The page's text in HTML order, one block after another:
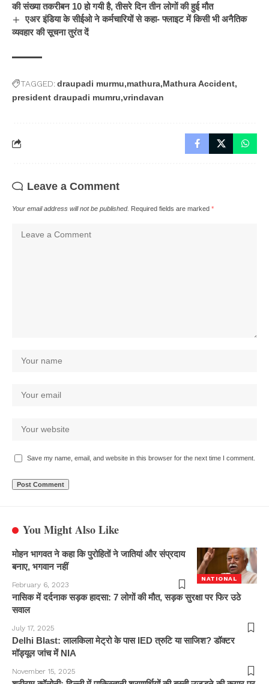
की संख्या तकरीबन 10 हो गयी है, तीसरे दिन तीन लोगों की हुई मौत
एअर इंडिया के सीईओ ने कर्मचारियों से कहा- फ्लाइट में किसी भी अनैतिक
व्यवहार की सूचना तुरंत दें
TAGGED:draupadi murmu mathura Mathura Accident
president draupadi mumru vrindavan
Leave a Comment
Your email address will not be published. Required fields are marked *
Save my name, email, and website in this browser for the next time I comment.
You Might Also Like
NATIONAL
मोहन भागवत ने कहा कि पुरोहितों ने जातियां और संप्रदाय
बनाए, भगवान नहीं
February 6, 2023
नासिक में दर्दनाक सड़क हादसा: 7 लोगों की मौत, सड़क सुरक्षा पर फिर उठे
सवाल
July 17, 2025
Delhi Blast: लालकिला मेट्रो के पास IED त्रुटि या साजिश? डॉक्टर
मॉड्यूल जांच में NIA
November 15, 2025